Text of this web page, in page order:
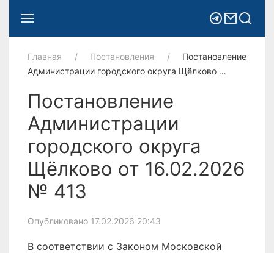
Главная Постановления
Постановление
Администрации городского округа Щёлково …
Постановление
Администрации
городского округа
Щёлково от 16.02.2026
№ 413
Опубликовано 17.02.2026 20:43
В соответствии с Законом Московской